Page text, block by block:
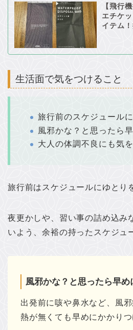
【飛行
エチケ
イテム
生活面で気をつけること
旅行前のスケジュール
風邪かな？と思ったら
大人の体調不良にも気
旅行前はスケジュールにゆとり
夜更かしや、習い事の詰め込み
いよう、余裕の持ったスケジュ
風邪かな？と思ったら早め
出発前に咳や鼻水など、風
熱が無くても早めにかかりつ